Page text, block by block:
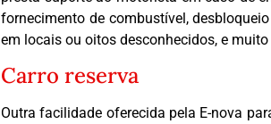
fornecimento de combustível,
em locais ou oitos desconhecidos, e
Carro reserva
Outra facilidade oferecida pela E-nova